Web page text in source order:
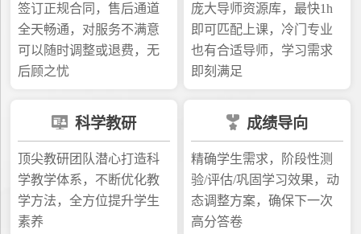
签订正规合同，售后通道
全天畅通，对服务不满意
可以随时调整或退费，无
后顾之忧
庞大导师资源库，最快1h
即可匹配上课，冷门专业
也有合适导师，学习需求
即刻满足
科学教研
顶尖教研团队潜心打造科
学教学体系，不断优化教
学方法，全方位提升学生
素养
成绩导向
精确学生需求，阶段性测
验/评估/巩固学习效果，动
态调整方案，确保下一次
高分答卷